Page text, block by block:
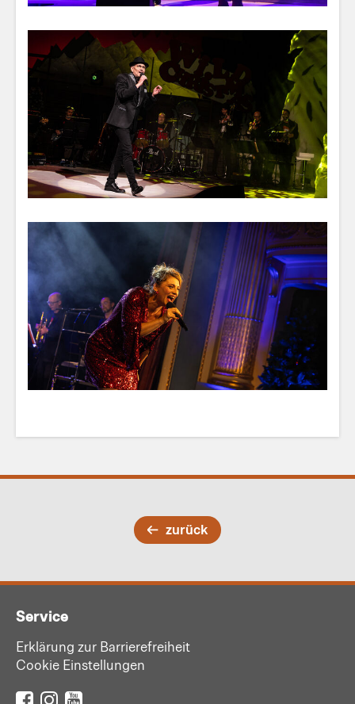
zurück
Service
Erklärung zur Barrierefreiheit
Cookie Einstellungen